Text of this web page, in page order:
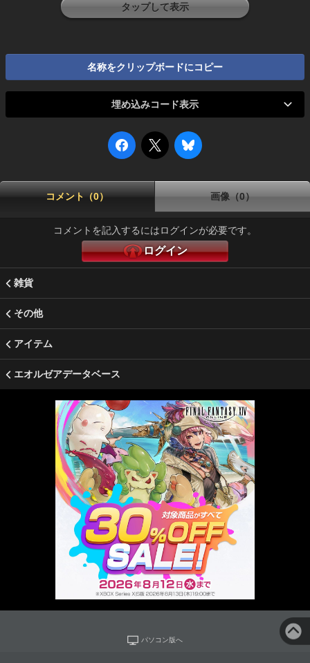
タップして表示
名称をクリップボードにコピー
埋め込みコード表示
コメント（0） 画像（0）
コメントを記入するにはログインが必要です。
ログイン
雑貨
その他
アイテム
エオルゼアデータベース
パソコン版へ